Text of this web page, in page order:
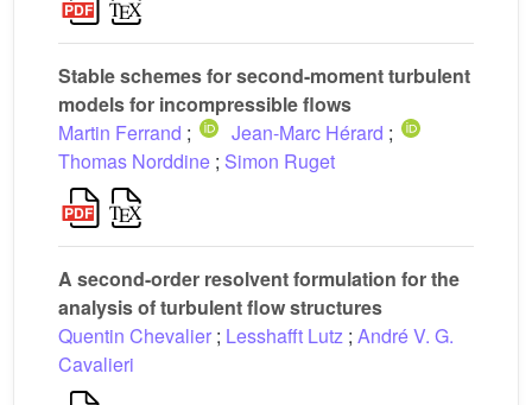
Stable schemes for second-moment turbulent
models for incompressible flows
Martin Ferrand ; Jean-Marc Hérard ;
Thomas Norddine ; Simon Ruget
A second-order resolvent formulation for the
analysis of turbulent flow structures
Quentin Chevalier ; Lesshafft Lutz ; André V. G.
Cavalieri